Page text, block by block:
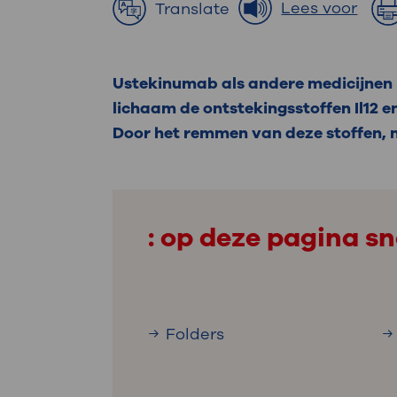
Uw
Werken
Contact
steeds verder uit, zodat u zelf meer
Direct naar MijnOLVG
Translate Lees voor
Ustekinumab als andere
lichaam de ontstekingsstoffen Il12
Door het remmen van deze stoffen,
: op deze pagina
Folders